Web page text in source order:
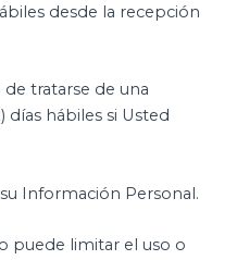
desde la recepción
tratarse de una
días hábiles si Usted
Información Personal.
puede limitar el uso o